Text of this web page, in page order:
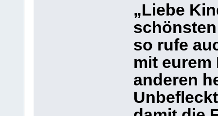
„Liebe
so rufe
mit eurem
anderen